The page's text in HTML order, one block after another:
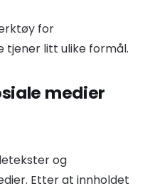
for
tjener litt ulike formål.
medier
og
Etter at innholdet